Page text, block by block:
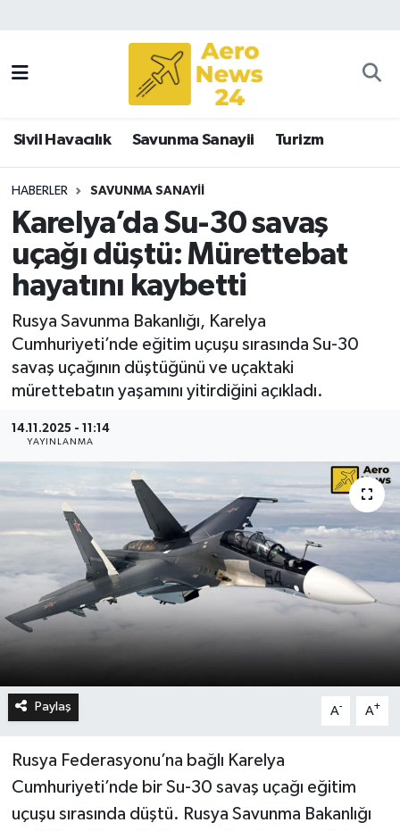
Sivil Havacılık Savunma Sanayii Turizm
HABERLER SAVUNMA SANAYII
Karelya’da Su-30 savaş
uçağı düştü: Mürettebat
hayatını kaybetti
Rusya Savunma Bakanlığı, Karelya
Cumhuriyeti’nde eğitim uçuşu sırasında Su-30
savaş uçağının düştüğünü ve uçaktaki
mürettebatın yaşamını yitirdiğini açıkladı.
14.11.2025 - 11:14
YAYINLANMA
Paylaş A- A+
Rusya Federasyonu’na bağlı Karelya
Cumhuriyeti’nde bir Su-30 savaş uçağı eğitim
uçuşu sırasında düştü. Rusya Savunma Bakanlığı